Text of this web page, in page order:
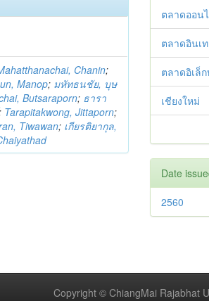
Chanin;
Manop; มหัทธนชัย, บุษ
Butsaraporn; ธารา
Tarapitakwong, Jittaporn;
Tiwawan; เกียรติยากุล,
ตลาดออน
ตลาดอินเ
ตลาดอิเล็
เชียงใหม่
Date
2560
Copyright © ChiangMai Rajabhat